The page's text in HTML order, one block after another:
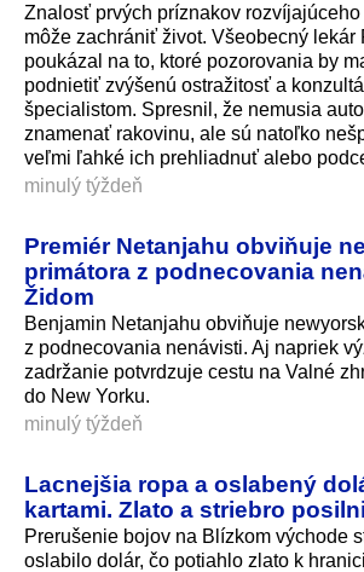
Znalosť prvých príznakov rozvíjajúceho
môže zachrániť život. Všeobecný lekár
poukázal na to, ktoré pozorovania by
podnietiť zvýšenú ostražitosť a
špecialistom. Spresnil, že nemusia
znamenať rakovinu, ale sú natoľko
veľmi ľahké ich prehliadnuť alebo
minulý týždeň
Premiér Netanjahu obviňuje
primátora z podnecovania
Židom
Benjamin Netanjahu obviňuje
z podnecovania nenávisti. Aj napriek
zadržanie potvrdzuje cestu na Valné
do New Yorku.
minulý týždeň
Lacnejšia ropa a oslabený
kartami. Zlato a striebro
Prerušenie bojov na Blízkom východe
oslabilo dolár, čo potiahlo zlato k